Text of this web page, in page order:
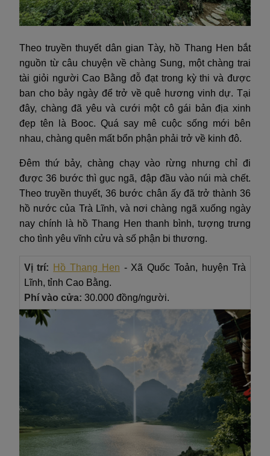
Theo truyền thuyết dân gian Tày, hồ Thang Hen bắt
nguồn từ câu chuyện về chàng Sung, một chàng trai
tài giỏi người Cao Bằng đỗ đạt trong kỳ thi và được
ban cho bảy ngày để trở về quê hương vinh dự. Tại
đây, chàng đã yêu và cưới một cô gái bản địa xinh
đẹp tên là Booc. Quá say mê cuộc sống mới bên
nhau, chàng quên mất bổn phận phải trở về kinh đô.
Đêm thứ bảy, chàng chạy vào rừng nhưng chỉ đi
được 36 bước thì gục ngã, đập đầu vào núi mà chết.
Theo truyền thuyết, 36 bước chân ấy đã trở thành 36
hồ nước của Trà Lĩnh, và nơi chàng ngã xuống ngày
nay chính là hồ Thang Hen thanh bình, tượng trưng
cho tình yêu vĩnh cửu và số phận bi thương.
Vị trí: Hồ Thang Hen - Xã Quốc Toản, huyện Trà
Lĩnh, tỉnh Cao Bằng.
Phí vào cửa: 30.000 đồng/người.